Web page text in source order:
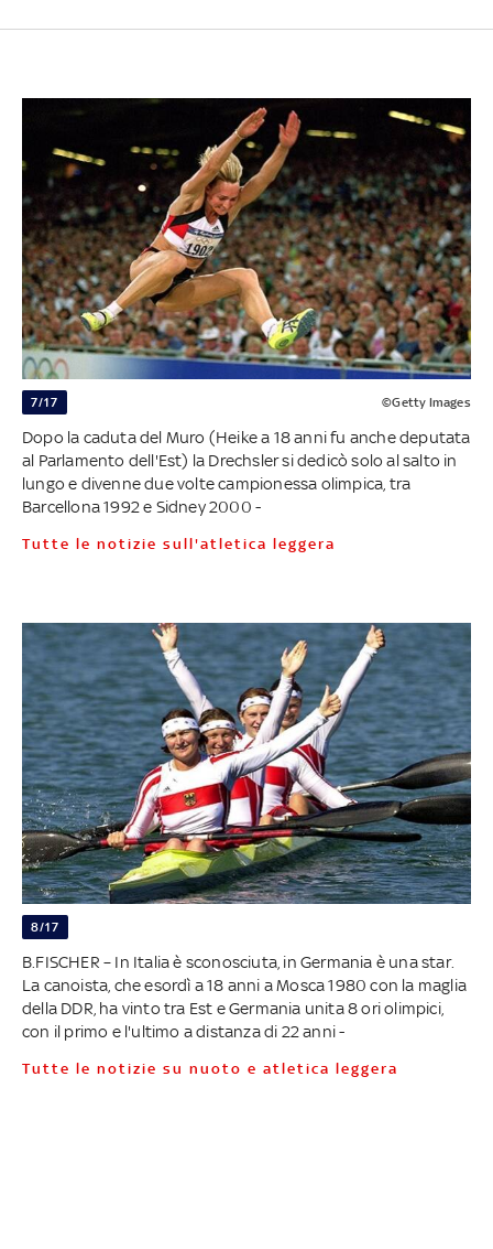
7/17 ©Getty Images
Dopo la caduta del Muro (Heike a 18 anni fu anche deputata
al Parlamento dell'Est) la Drechsler si dedicò solo al salto in
lungo e divenne due volte campionessa olimpica, tra
Barcellona 1992 e Sidney 2000 -
Tutte le notizie sull'atletica leggera
8/17
B.FISCHER – In Italia è sconosciuta, in Germania è una star.
La canoista, che esordì a 18 anni a Mosca 1980 con la maglia
della DDR, ha vinto tra Est e Germania unita 8 ori olimpici,
con il primo e l'ultimo a distanza di 22 anni -
Tutte le notizie su nuoto e atletica leggera